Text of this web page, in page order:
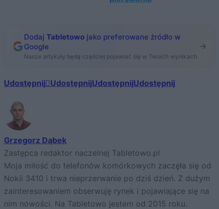
Dodaj Tabletowo jako preferowane źródło w
Google
Nasze artykuły będą częściej pojawiać się w Twoich wynikach
Udostępnij UdostępnijUdostępnijUdostępnij
Grzegorz Dąbek
Zastępca redaktor naczelnej Tabletowo.pl
Moja miłość do telefonów komórkowych zaczęła się od
Nokii 3410 i trwa nieprzerwanie po dziś dzień. Z dużym
zainteresowaniem obserwuję rynek i pojawiające się na
nim nowości. Na Tabletowo jestem od 2015 roku.